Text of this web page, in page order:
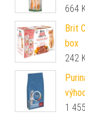
664
Brit
box
242
1 455